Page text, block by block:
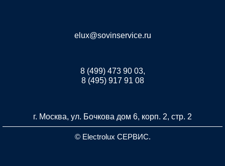
elux@sovinservice.ru
8 (499) 473 90 03,
8 (495) 917 91 08
г. Москва, ул. Бочкова дом 6, корп. 2, стр. 2
© Electrolux СЕРВИС.